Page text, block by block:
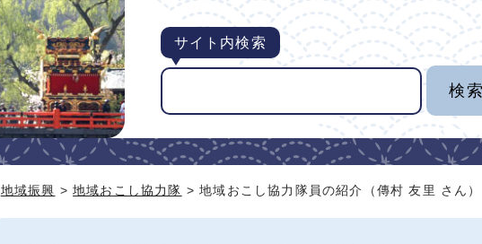
サイト内検索
地域振興 >地域おこし協力隊 > 地域おこし協力隊員の紹介（傳村 友里 さん）